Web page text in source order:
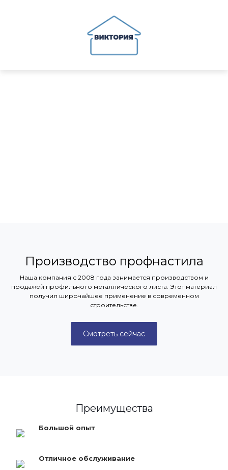
Производство профнастила
Наша компания с 2008 года занимается производством и
продажей профильного металлического листа. Этот материал
получил широчайшее применение в современном
строительстве.
Смотреть сейчас
Преимущества
Большой опыт
Отличное обслуживание